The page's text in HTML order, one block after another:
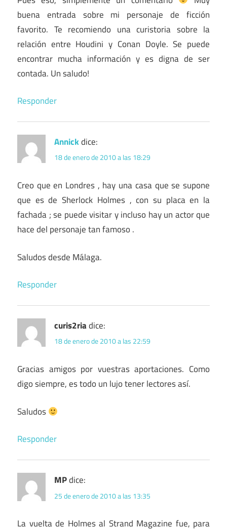
buena entrada sobre mi personaje de ficción
favorito. Te recomiendo una curistoria sobre la
relación entre Houdini y Conan Doyle. Se puede
encontrar mucha información y es digna de ser
contada. Un saludo!
Responder
Annickdice:
18 de enero de 2010 a las 18:29
Creo que en Londres , hay una casa que se supone
que es de Sherlock Holmes , con su placa en la
fachada ; se puede visitar y incluso hay un actor que
hace del personaje tan famoso .
Saludos desde Málaga.
Responder
curis2riadice:
18 de enero de 2010 a las 22:59
Gracias amigos por vuestras aportaciones. Como
digo siempre, es todo un lujo tener lectores así.
Saludos
Responder
MPdice:
25 de enero de 2010 a las 13:35
La vuelta de Holmes al Strand Magazine fue, para